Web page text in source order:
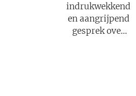
indrukwekkend
en aangrijpend
gesprek over